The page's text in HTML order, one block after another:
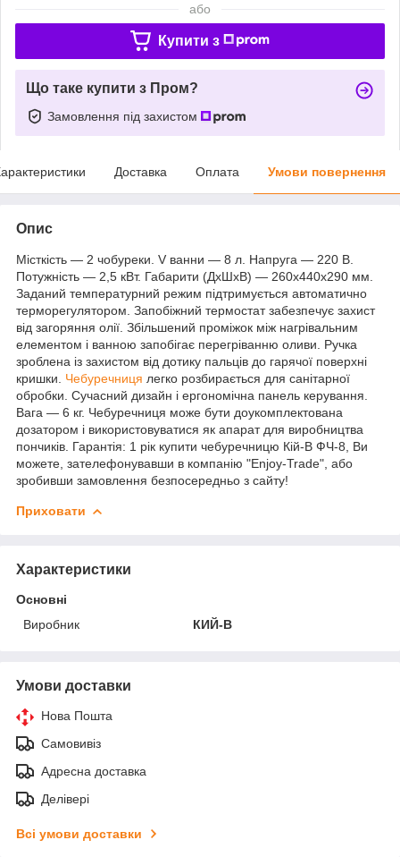
або
Купити з
Що таке купити з Пром?
Замовлення під захистом
Доставка Оплата Умови повернення
Опис
Місткість — 2 чобуреки. V ванни — 8 л. Напруга — 220 В.
Потужність — 2,5 кВт. Габарити (ДхШхВ) — 260х440х290 мм.
Заданий температурний режим підтримується автоматично
терморегулятором. Запобіжний термостат забезпечує захист
від загоряння олії. Збільшений проміжок між нагрівальним
елементом і ванною запобігає перегріванню оливи. Ручка
зроблена із захистом від дотику пальців до гарячої поверхні
кришки. Чебуречниця легко розбирається для санітарної
обробки. Сучасний дизайн і ергономічна панель керування.
Вага — 6 кг. Чебуречниця може бути доукомплектована
дозатором і використовуватися як апарат для виробництва
пончиків. Гарантія: 1 рік купити чебуречницю Кій-В ФЧ-8, Ви
можете, зателефонувавши в компанію "Enjoy-Trade", або
зробивши замовлення безпосередньо з сайту!
Приховати
Характеристики
Основні
Виробник
КИЙ-В
Умови доставки
Нова Пошта
Самовивіз
Адресна доставка
Делівері
Всі умови доставки